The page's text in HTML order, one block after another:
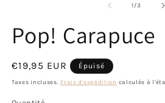
une
fenêtre
1/de
3
Pop! Carapuce
Prix
habituel
€19,95 EUR Épuisé
Taxes incluses. Frais d'expédition calculés à